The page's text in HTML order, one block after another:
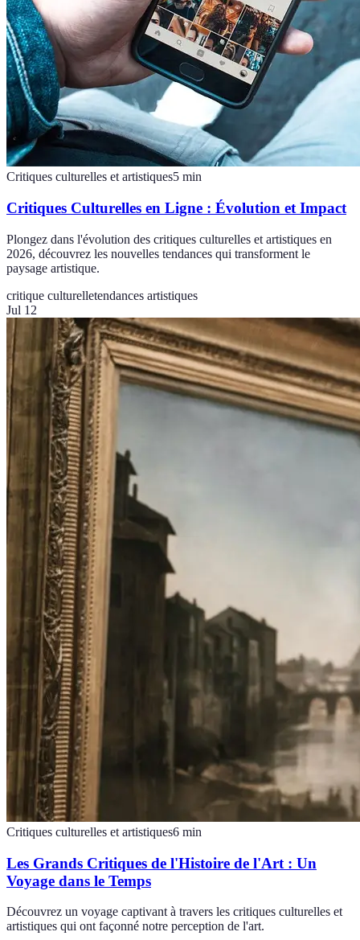
Critiques culturelles et artistiques5 min
Critiques Culturelles en Ligne : Évolution et Impact
Plongez dans l'évolution des critiques culturelles et artistiques en
2026, découvrez les nouvelles tendances qui transforment le
paysage artistique.
critique culturelletendances artistiques
Jul 12
Critiques culturelles et artistiques6 min
Les Grands Critiques de l'Histoire de l'Art : Un
Voyage dans le Temps
Découvrez un voyage captivant à travers les critiques culturelles et
artistiques qui ont façonné notre perception de l'art.